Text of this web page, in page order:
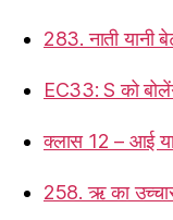
283. नाती यानी
EC33: S को
क्लास 12 – आई
258. ऋ का